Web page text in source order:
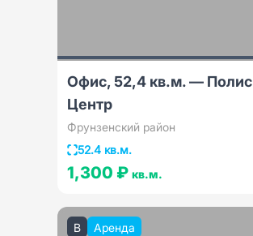
Офис, 52,4 кв.м. — Полис
Центр
Фрунзенский район
52.4 кв.м.
1,300 ₽ кв.м.
B Аренда